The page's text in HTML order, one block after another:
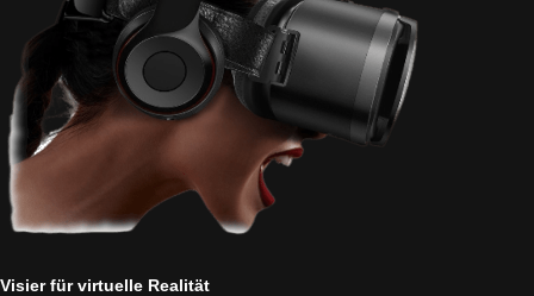
Visier für virtuelle Realität